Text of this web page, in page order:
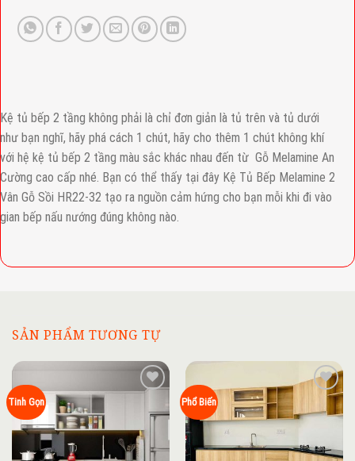
Kệ tủ bếp 2 tầng không phải là chỉ đơn giản là tủ trên và tủ dưới
như bạn nghĩ, hãy phá cách 1 chút, hãy cho thêm 1 chút không khí
với hệ kệ tủ bếp 2 tầng màu sắc khác nhau đến từ Gỗ Melamine An
Cường cao cấp nhé. Bạn có thể thấy tại đây Kệ Tủ Bếp Melamine 2
Vân Gỗ Sồi HR22-32 tạo ra nguồn cảm hứng cho bạn mỗi khi đi vào
gian bếp nấu nướng đúng không nào.
SẢN PHẨM TƯƠNG TỰ
Tinh Gọn
wishlist
Phổ Biến
Add to
wishlist